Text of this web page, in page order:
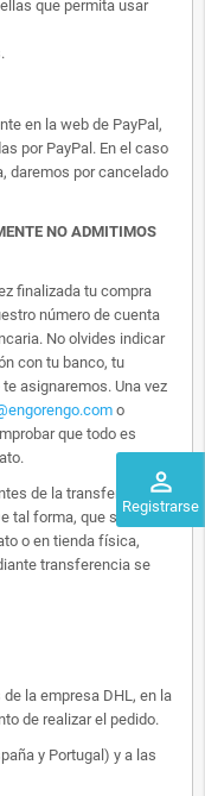
perm_identity
Registrarse
que permita usar
en la web de PayPal,
por PayPal. En el caso
daremos por cancelado
NO ADMITIMOS
finalizada tu compra
número de cuenta
No olvides indicar
con tu banco, tu
asignaremos. Una vez
o
que todo es
de la transferencia,
tal forma, que si alguien
o en tienda física,
transferencia se
la empresa DHL, en la
de realizar el pedido.
y Portugal) y a las